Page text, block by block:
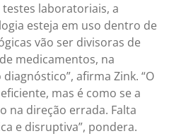
testes laboratoriais, a
esteja em uso dentro de
vão ser divisoras de
medicamentos, na
afirma Zink. “O
mas é como se a
na direção errada. Falta
e disruptiva”, pondera.